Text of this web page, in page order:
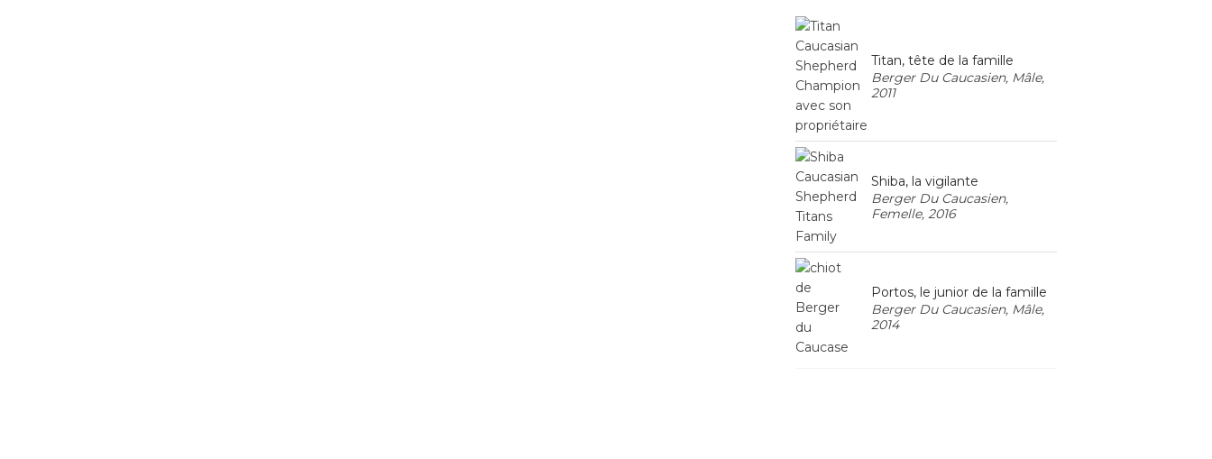
Titan, tête de la famille
Berger Du Caucasien, Mâle,
2011
Shiba, la vigilante
Berger Du Caucasien,
Femelle, 2016
Portos, le junior de la famille
Berger Du Caucasien, Mâle,
2014